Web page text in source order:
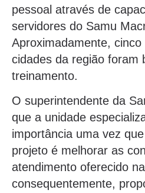
pessoal através de
servidores do Samu
Aproximadamente,
cidades da região foram
treinamento.
O superintendente da
que a unidade
importância uma vez
projeto é melhorar as
atendimento oferecido
consequentemente,